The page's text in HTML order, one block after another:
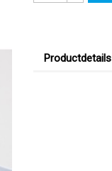
Productdetails